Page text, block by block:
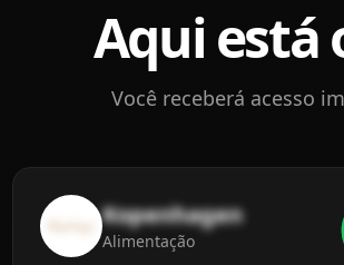
Aqui está
Você receberá acesso
Kopenhagen
Alimentação